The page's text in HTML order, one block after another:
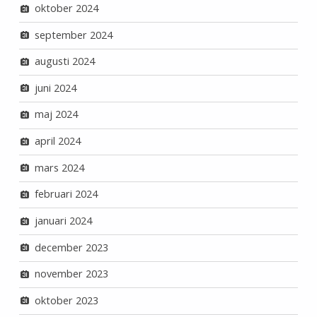
oktober 2024
september 2024
augusti 2024
juni 2024
maj 2024
april 2024
mars 2024
februari 2024
januari 2024
december 2023
november 2023
oktober 2023